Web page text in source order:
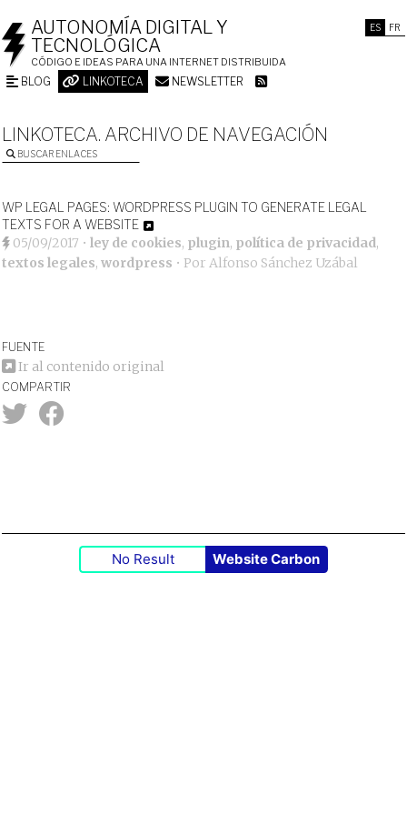
ES FR
AUTONOMÍA DIGITAL Y
TECNOLÓGICA
CÓDIGO E IDEAS PARA UNA INTERNET DISTRIBUIDA
BLOG LINKOTECA NEWSLETTER
LINKOTECA. ARCHIVO DE NAVEGACIÓN
BUSCAR ENLACES
WP LEGAL PAGES: WORDPRESS PLUGIN TO GENERATE LEGAL
TEXTS FOR A WEBSITE
05/09/2017 •ley de cookies, plugin, política de privacidad,
textos legales,wordpress • PorAlfonso Sánchez Uzábal
FUENTE
Ir al contenido original
COMPARTIR
No Result Website Carbon